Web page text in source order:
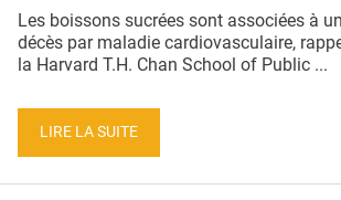
Les boissons sucrées sont associées à
décès par maladie cardiovasculaire,
la Harvard T.H. Chan School of Public ...
LIRE LA SUITE